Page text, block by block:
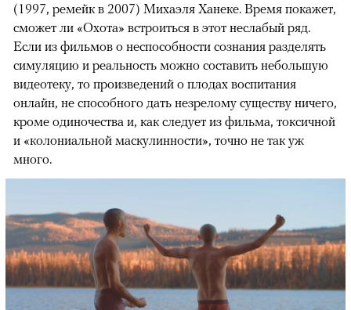
(1997, ремейк в 2007) Михаэля Ханеке. Время покажет,
сможет ли «Охота» встроиться в этот неслабый ряд.
Если из фильмов о неспособности сознания разделять
симуляцию и реальность можно составить небольшую
видеотеку, то произведений о плодах воспитания
онлайн, не способного дать незрелому существу ничего,
кроме одиночества и, как следует из фильма, токсичной
и «колониальной маскулинности», точно не так уж
много.